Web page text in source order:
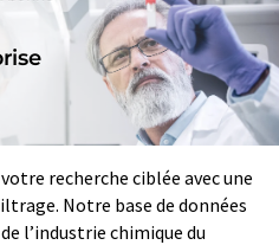
recherche ciblée avec une
Notre base de données
l’industrie chimique du